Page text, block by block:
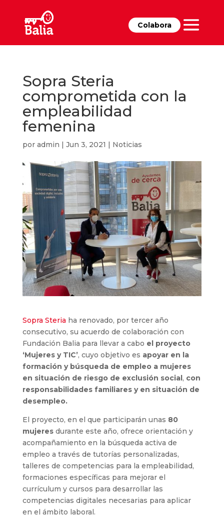
Colabora
Sopra Steria
comprometida con la
empleabilidad
femenina
por admin | Jun 3, 2021 | Noticias
Sopra Steria ha renovado, por tercer año
consecutivo, su acuerdo de colaboración con
Fundación Balia para llevar a cabo el proyecto
‘Mujeres y TIC’, cuyo objetivo es apoyar en la
formación y búsqueda de empleo a mujeres
en situación de riesgo de exclusión social, con
responsabilidades familiares y en situación de
desempleo.
El proyecto, en el que participarán unas 80
mujeresdurante este año, ofrece orientación y
acompañamiento en la búsqueda activa de
empleo a través de tutorías personalizadas,
talleres de competencias para la empleabilidad,
formaciones específicas para mejorar el
currículum y cursos para desarrollar las
competencias digitales necesarias para aplicar
en el ámbito laboral.